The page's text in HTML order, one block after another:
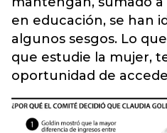
en educación, se han
algunos sesgos. Lo
que estudie la mujer,
oportunidad de